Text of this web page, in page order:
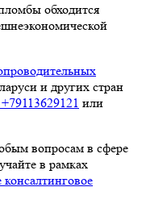
обходится
и других стран
или
вопросам в сфере
в рамках
консалтинговое